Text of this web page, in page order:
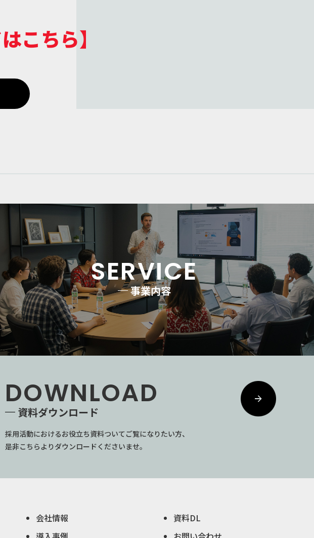
こちら】
SERVICE
事業内容
DOWNLOAD
資料ダウンロード
採用活動におけるお役立ち資料ついてご覧になりたい方、
是非こちらよりダウンロードくださいませ。
会社情報
資料DL